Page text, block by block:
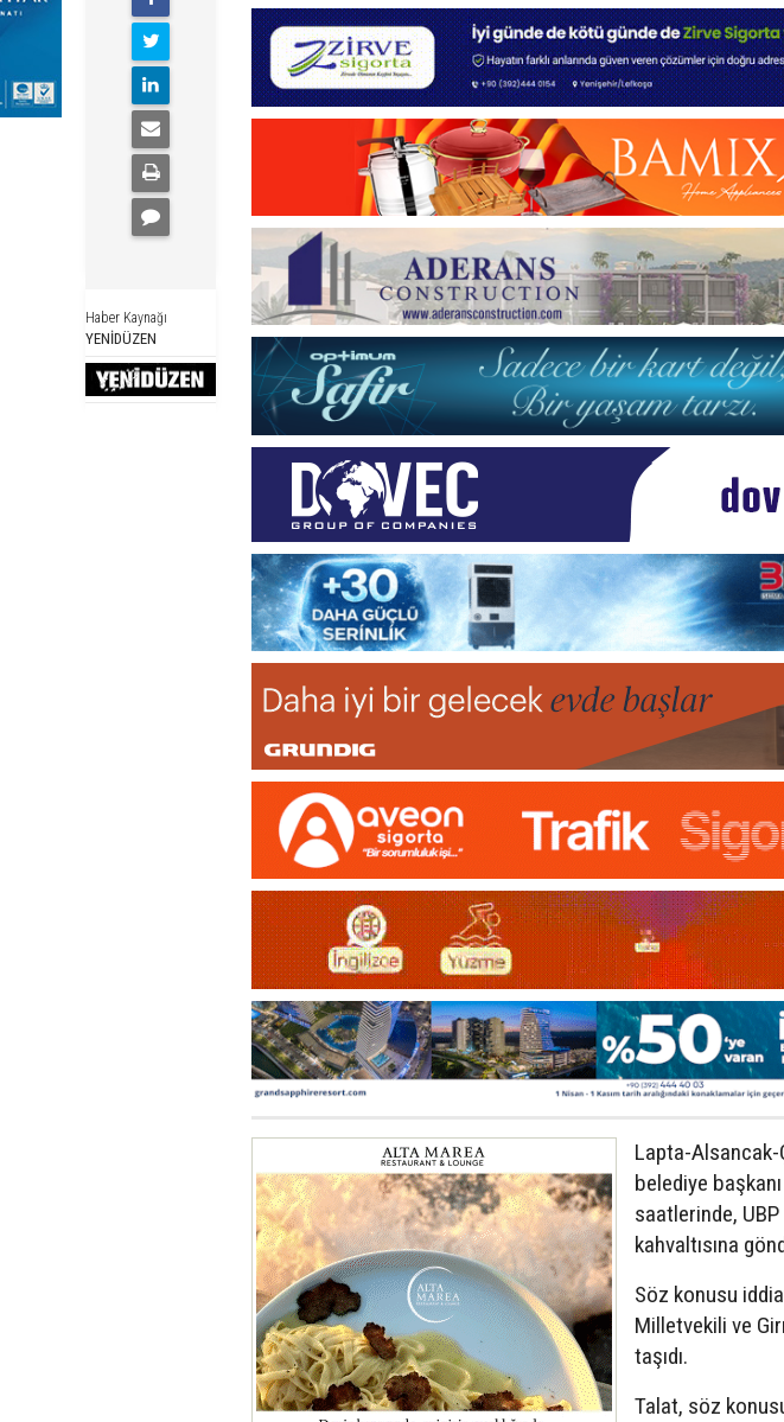
Haber Kaynağı
YENİDÜZEN
Lapta-Alsancak-
belediye
saatlerinde, UBP
kahvaltısına
Söz konusu
Milletvekili ve
taşıdı.
Talat, söz